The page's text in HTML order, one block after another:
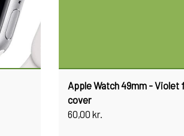
Apple Watch 49mm - Violet
cover
60,00 kr.